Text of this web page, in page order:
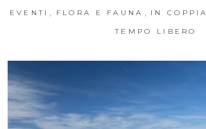
EVENTI FLORA E FAUNA IN COPPIA
TEMPO LIBERO